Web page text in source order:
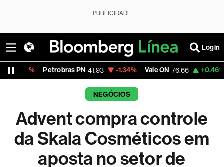
PUBLICIDADE
Login
Petrobras PN 41.93 -1.34% Vale ON 76.66 +0.46% Itaú PN
NEGÓCIOS
Advent compra controle
da Skala Cosméticos em
aposta no setor de